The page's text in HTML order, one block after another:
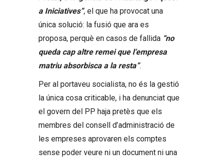
a Iniciatives”, el que ha provocat una
única solució: la fusió que ara es
proposa, perquè en casos de fallida “no
queda cap altre remei que l’empresa
matriu absorbisca a la resta”.
Per al portaveu socialista, no és la gestió
la única cosa criticable, i ha denunciat que
el govern del PP haja pretès que els
membres del consell d’administració de
les empreses aprovaren els comptes
sense poder veure ni un document ni una